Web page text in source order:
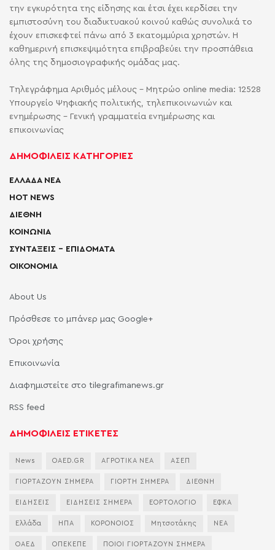
την εγκυρότητα της είδησης και έτσι έχει κερδίσει την
εμπιστοσύνη του διαδικτυακού κοινού καθώς συνολικά το
έχουν επισκεφτεί πάνω από 3 εκατομμύρια χρηστών. Η
καθημερινή επισκεψιμότητα επιβραβεύει την προσπάθεια
όλης της δημοσιογραφικής ομάδας μας.
Τηλεγράφημα Αριθμός μέλους - Μητρώο online media: 12528
Υπουργείο Ψηφιακής πολιτικής, τηλεπικοινωνιών και
ενημέρωσης - Γενική γραμματεία ενημέρωσης και
επικοινωνίας
ΔΗΜΟΦΙΛΕΙΣ ΚΑΤΗΓΟΡΙΕΣ
ΕΛΛΑΔΑ ΝΕΑ
HOT NEWS
ΔΙΕΘΝΗ
ΚΟΙΝΩΝΙΑ
ΣΥΝΤΑΞΕΙΣ – ΕΠΙΔΟΜΑΤΑ
ΟΙΚΟΝΟΜΙΑ
About Us
Πρόσθεσε το μπάνερ μας Google+
Όροι χρήσης
Επικοινωνία
Διαφημιστείτε στο tilegrafimanews.gr
RSS feed
ΔΗΜΟΦΙΛΕΙΣ ΕΤΙΚΕΤΕΣ
News OAED.GR ΑΓΡΟΤΙΚΑ ΝΕΑ ΑΣΕΠ
ΓΙΟΡΤΑΖΟΥΝ ΣΗΜΕΡΑ ΓΙΟΡΤΗ ΣΗΜΕΡΑ ΔΙΕΘΝΗ
ΕΙΔΗΣΕΙΣ ΕΙΔΗΣΕΙΣ ΣΗΜΕΡΑ ΕΟΡΤΟΛΟΓΙΟ ΕΦΚΑ
Ελλάδα ΗΠΑ ΚΟΡΟΝΟΙΟΣ Μητσοτάκης ΝΕΑ
ΟΑΕΔ ΟΠΕΚΕΠΕ ΠΟΙΟΙ ΓΙΟΡΤΑΖΟΥΝ ΣΗΜΕΡΑ